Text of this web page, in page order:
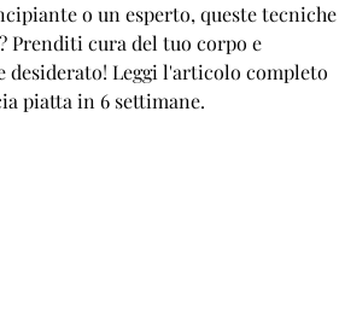
o un esperto, queste tecniche
Prenditi cura del tuo corpo e
desiderato! Leggi l'articolo completo
piatta in 6 settimane.